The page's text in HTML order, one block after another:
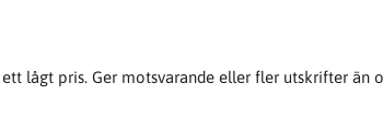
lågt pris. Ger motsvarande eller fler utskrifter än